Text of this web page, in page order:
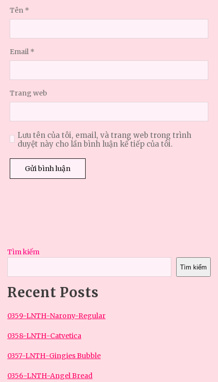
Tên *
Email *
Trang web
Lưu tên của tôi, email, và trang web trong trình
duyệt này cho lần bình luận kế tiếp của tôi.
Tìm kiếm
Tìm kiếm
Recent Posts
0359-LNTH-Narony-Regular
0358-LNTH-Catvetica
0357-LNTH-Gingies Bubble
0356-LNTH-Angel Bread